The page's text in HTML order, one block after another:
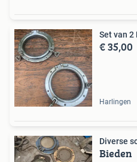
Set van
€ 35,00
Harlingen
Diverse
Bieden